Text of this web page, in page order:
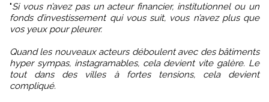
"Si vous n’avez pas un acteur financier, institutionnel ou un
fonds d’investissement qui vous suit, vous n’avez plus que
vos yeux pour pleurer.
Quand les nouveaux acteurs déboulent avec des bâtiments
hyper sympas, instagramables, cela devient vite galère. Le
tout dans des villes à fortes tensions, cela devient
compliqué.